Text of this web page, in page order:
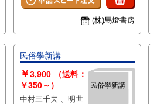
(株)馬燈書房
民俗學新講
民俗學新講
￥3,900
（送料：
￥350～）
中村三千夫 、明世